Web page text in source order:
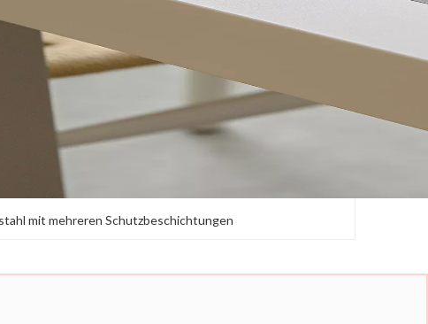
mit mehreren Schutzbeschichtungen